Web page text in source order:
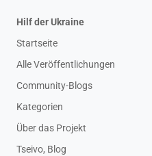
Hilf der Ukraine
Startseite
Alle Veröffentlichungen
Community-Blogs
Kategorien
Über das Projekt
Tseivo, Blog